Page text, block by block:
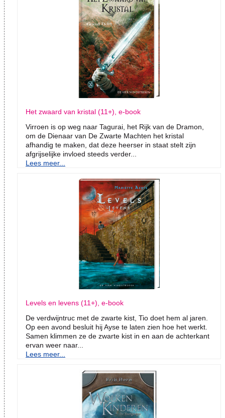
Het zwaard van kristal (11+), e-book
Virroen is op weg naar Tagurai, het Rijk van de Dramon,
om de Dienaar van De Zwarte Machten het kristal
afhandig te maken, dat deze heerser in staat stelt zijn
afgrijselijke invloed steeds verder...
Lees meer...
Levels en levens (11+), e-book
De verdwijntruc met de zwarte kist, Tio doet hem al jaren.
Op een avond besluit hij Ayse te laten zien hoe het werkt.
Samen klimmen ze de zwarte kist in en aan de achterkant
ervan weer naar...
Lees meer...